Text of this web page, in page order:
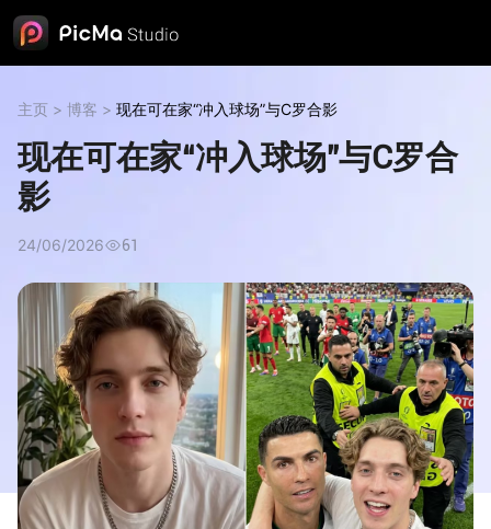
主页 > 博客 > 现在可在家“冲入球场”与C罗合影
现在可在家“冲入球场”与C罗合
影
24/06/2026 61